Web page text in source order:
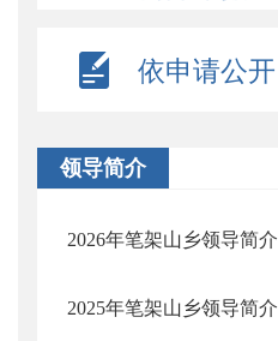
依申请公开
领导简介
2026年笔架山乡领导简介
2025年笔架山乡领导简介